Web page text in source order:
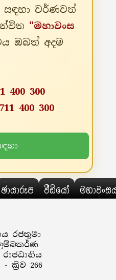
වර්ණවත්
"මහාවංස
ඔබත් අදම
400 300
400 300
ඡායාරූප වීඩියෝ
රජතුමා
- ක්‍රිව 266